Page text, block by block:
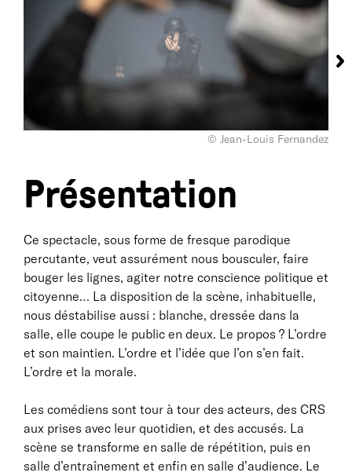
© Jean-Louis Fernandez
Présentation
Ce spectacle, sous forme de fresque parodique
percutante, veut assurément nous bousculer, faire
bouger les lignes, agiter notre conscience politique et
citoyenne… La disposition de la scène, inhabituelle,
nous déstabilise aussi : blanche, dressée dans la
salle, elle coupe le public en deux. Le propos ? L’ordre
et son maintien. L’ordre et l’idée que l’on s’en fait.
L’ordre et la morale.
Les comédiens sont tour à tour des acteurs, des CRS
aux prises avec leur quotidien, et des accusés. La
scène se transforme en salle de répétition, puis en
salle d’entraînement et enfin en salle d’audience. Le